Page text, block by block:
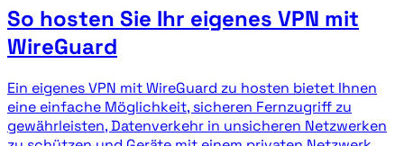
So hosten Sie Ihr eigenes VPN mit
WireGuard
Ein eigenes VPN mit WireGuard zu hosten bietet Ihnen
eine einfache Möglichkeit, sicheren Fernzugriff zu
gewährleisten, Datenverkehr in unsicheren Netzwerken